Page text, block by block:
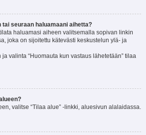
seuraan haluamaani aihetta?
haluamasi aiheen valitsemalla sopivan linkin
joka on sijoitettu kätevästi keskustelun ylä- ja
valinta “Huomauta kun vastaus lähetetään” tilaa
valitse “Tilaa alue” -linkki, aluesivun alalaidassa.